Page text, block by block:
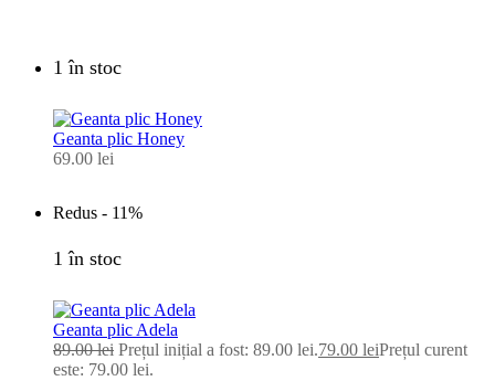
1 în stoc
Geanta plic Honey
69.00 lei
Redus - 11%
1 în stoc
Geanta plic Adela
89.00lei Prețul inițial a fost: 89.00 lei.79.00 leiPrețul curent
este: 79.00 lei.